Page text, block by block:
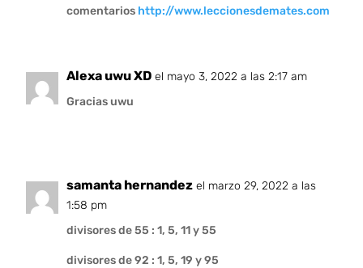
comentarios http://www.leccionesdemates.com
Alexa uwu XD el mayo 3, 2022 a las 2:17 am
Gracias uwu
samanta hernandez el marzo 29, 2022 a las
1:58 pm
divisores de 55 : 1, 5, 11 y 55
divisores de 92 : 1, 5, 19 y 95